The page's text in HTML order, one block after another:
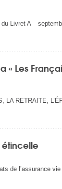
Livret A –
« Les
RETRAITE,
étincelle
de l’assurance